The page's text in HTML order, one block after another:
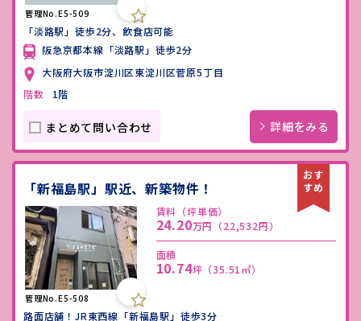
管理No.E5-509
「淡路駅」徒歩2分、飲食店可能
阪急京都本線「淡路駅」徒歩2分
大阪府大阪市淀川区東淀川区菅原5丁目
階数
1階
まとめて問い合わせ 詳細をみる
「新福島駅」駅近、新築物件！
管理No.E5-508
賃料（坪単価）
24.20万円 （22,532円）
面積
10.74坪 （35.51㎡）
路面店舗！JR東西線「新福島駅」徒歩3分